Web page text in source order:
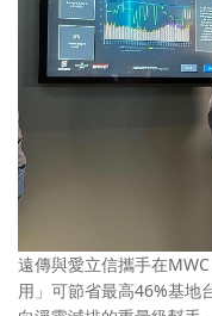
遠傳與愛立信攜手在
用」可節省最高46%基地